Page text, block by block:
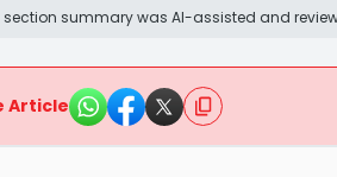
section summary was AI-assisted and
Article